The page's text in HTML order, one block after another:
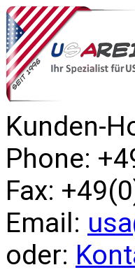
Kunden-
Phone:
Fax:
Email:
oder: